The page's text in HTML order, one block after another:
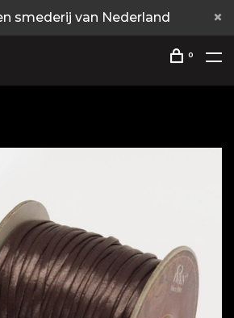
smederij van Nederland
0